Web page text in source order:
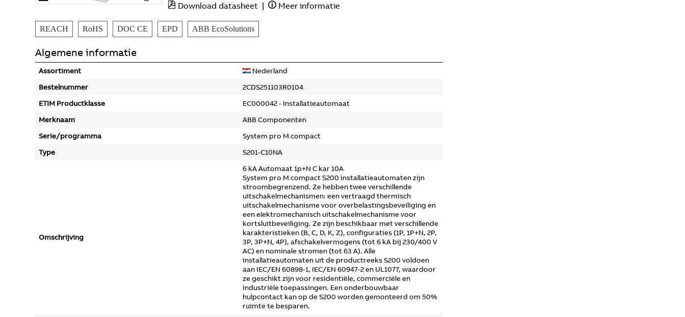
Download datasheet | Meer informatie
REACH RoHS DOC CE EPD ABB EcoSolutions
Algemene informatie
Assortiment
Nederland
Bestelnummer
2CDS251103R0104
ETIM Productklasse
EC000042 - Installatieautomaat
Merknaam
ABB Componenten
Serie/programma
System pro M compact
Type
S201-C10NA
Omschrijving
6 kA Automaat 1p+N C kar 10A
System pro M compact S200 installatieautomaten zijn
stroombegrenzend. Ze hebben twee verschillende
uitschakelmechanismen: een vertraagd thermisch
uitschakelmechanisme voor overbelastingsbeveiliging en
een elektromechanisch uitschakelmechanisme voor
kortsluitbeveiliging. Ze zijn beschikbaar met verschillende
karakteristieken (B, C, D, K, Z), configuraties (1P, 1P+N, 2P,
3P, 3P+N, 4P), afschakelvermogens (tot 6 kA bij 230/400 V
AC) en nominale stromen (tot 63 A). Alle
installatieautomaten uit de productreeks S200 voldoen
aan IEC/EN 60898-1, IEC/EN 60947-2 en UL1077, waardoor
ze geschikt zijn voor residentiële, commerciële en
industriële toepassingen. Een onderbouwbaar
hulpcontact kan op de S200 worden gemonteerd om 50%
ruimte te besparen.